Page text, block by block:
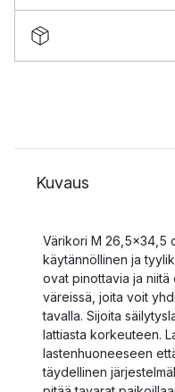
Kuvaus
Värikori M 26,5x34,5
käytännöllinen ja
ovat pinottavia ja niitä
väreissä, joita voit
tavalla. Sijoita
lattiasta korkeuteen.
lastenhuoneeseen
täydellinen